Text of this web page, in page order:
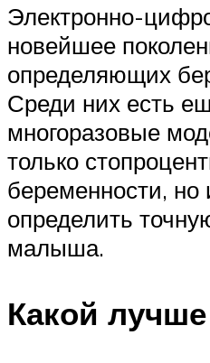
Электронно-
новейшее
определяющих
Среди них есть
многоразовые
только
беременности, но
определить
малыша.
Какой лучше